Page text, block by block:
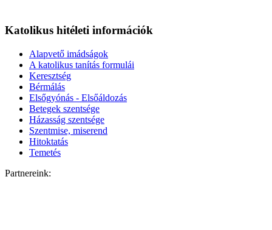
Katolikus hitéleti információk
Alapvető imádságok
A katolikus tanítás formulái
Keresztség
Bérmálás
Elsőgyónás - Elsőáldozás
Betegek szentsége
Házasság szentsége
Szentmise, miserend
Hitoktatás
Temetés
Partnereink: